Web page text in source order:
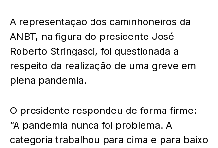
A representação dos caminhoneiros da
ANBT, na figura do presidente José
Roberto Stringasci, foi questionada a
respeito da realização de uma greve em
plena pandemia.
O presidente respondeu de forma firme:
“A pandemia nunca foi problema. A
categoria trabalhou para cima e para baixo